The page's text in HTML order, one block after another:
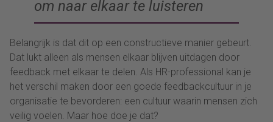
om naar elkaar te luisteren
Belangrijk is dat dit op een constructieve manier gebeurt.
Dat lukt alleen als mensen elkaar blijven uitdagen door
feedback met elkaar te delen. Als HR-professional kan je
het verschil maken door een goede feedbackcultuur in je
organisatie te bevorderen: een cultuur waarin mensen zich
veilig voelen. Maar hoe doe je dat?